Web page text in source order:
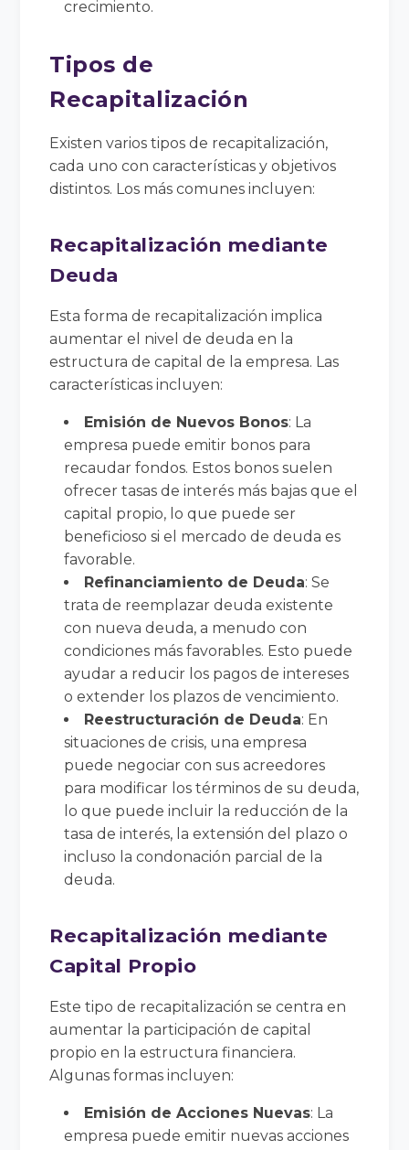
crecimiento.
Tipos de
Recapitalización
Existen varios tipos de recapitalización,
cada uno con características y objetivos
distintos. Los más comunes incluyen:
Recapitalización mediante
Deuda
Esta forma de recapitalización implica
aumentar el nivel de deuda en la
estructura de capital de la empresa. Las
características incluyen:
Emisión de Nuevos Bonos: La
empresa puede emitir bonos para
recaudar fondos. Estos bonos suelen
ofrecer tasas de interés más bajas que el
capital propio, lo que puede ser
beneficioso si el mercado de deuda es
favorable.
Refinanciamiento de Deuda: Se
trata de reemplazar deuda existente
con nueva deuda, a menudo con
condiciones más favorables. Esto puede
ayudar a reducir los pagos de intereses
o extender los plazos de vencimiento.
Reestructuración de Deuda: En
situaciones de crisis, una empresa
puede negociar con sus acreedores
para modificar los términos de su deuda,
lo que puede incluir la reducción de la
tasa de interés, la extensión del plazo o
incluso la condonación parcial de la
deuda.
Recapitalización mediante
Capital Propio
Este tipo de recapitalización se centra en
aumentar la participación de capital
propio en la estructura financiera.
Algunas formas incluyen:
Emisión de Acciones Nuevas: La
empresa puede emitir nuevas acciones